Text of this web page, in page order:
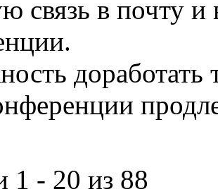
связь в почту
доработать
1 - 20 из 88